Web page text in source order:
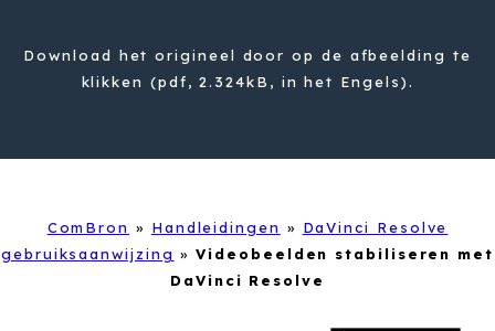
Download het origineel door op de afbeelding te
klikken (pdf, 2.324kB, in het Engels).
ComBron » Handleidingen » DaVinci Resolve
gebruiksaanwijzing »Videobeelden stabiliseren met
DaVinci Resolve